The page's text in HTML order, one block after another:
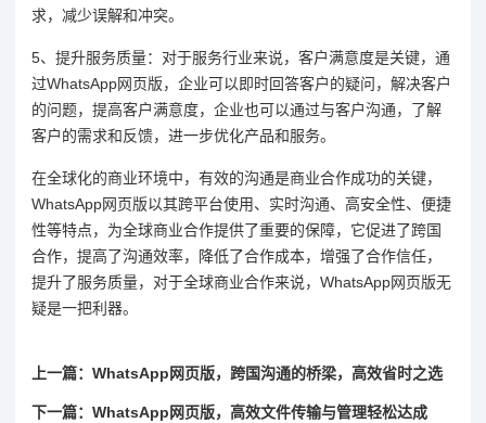
求，减少误解和冲突。
5、提升服务质量：对于服务行业来说，客户满意度是关键，通
过WhatsApp网页版，企业可以即时回答客户的疑问，解决客户
的问题，提高客户满意度，企业也可以通过与客户沟通，了解
客户的需求和反馈，进一步优化产品和服务。
在全球化的商业环境中，有效的沟通是商业合作成功的关键，
WhatsApp网页版以其跨平台使用、实时沟通、高安全性、便捷
性等特点，为全球商业合作提供了重要的保障，它促进了跨国
合作，提高了沟通效率，降低了合作成本，增强了合作信任，
提升了服务质量，对于全球商业合作来说，WhatsApp网页版无
疑是一把利器。
上一篇：WhatsApp网页版，跨国沟通的桥梁，高效省时之选
下一篇：WhatsApp网页版，高效文件传输与管理轻松达成